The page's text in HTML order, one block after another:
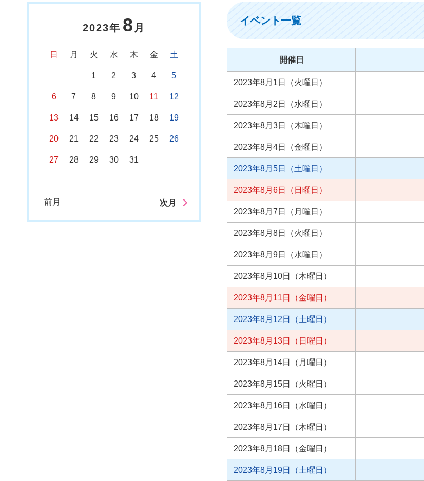
2023年 8 月
日 月 火 水 木 金 土
1 2 3 4 5
6 7 8 9 10 11 12
13 14 15 16 17 18 19
20 21 22 23 24 25 26
27 28 29 30 31
前月 次月
イベント一覧
開催日
2023年8月1日（火曜日）
2023年8月2日（水曜日）
2023年8月3日（木曜日）
2023年8月4日（金曜日）
2023年8月5日（土曜日）
2023年8月6日（日曜日）
2023年8月7日（月曜日）
2023年8月8日（火曜日）
2023年8月9日（水曜日）
2023年8月10日（木曜日）
2023年8月11日（金曜日）
2023年8月12日（土曜日）
2023年8月13日（日曜日）
2023年8月14日（月曜日）
2023年8月15日（火曜日）
2023年8月16日（水曜日）
2023年8月17日（木曜日）
2023年8月18日（金曜日）
2023年8月19日（土曜日）